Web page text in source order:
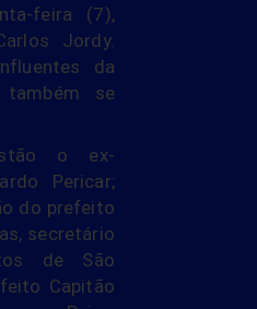
feira (7),
Jordy.
da
também se
o ex-
Pericar;
do prefeito
secretário
de São
Capitão